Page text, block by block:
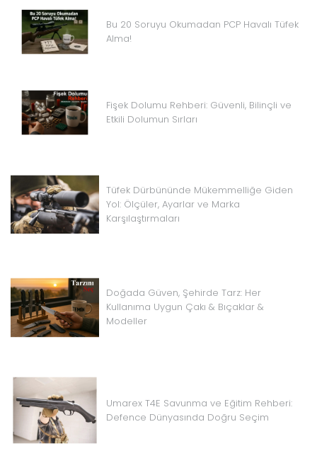
Bu 20 Soruyu Okumadan PCP Havalı Tüfek
Alma!
Fişek Dolumu Rehberi: Güvenli, Bilinçli ve
Etkili Dolumun Sırları
Tüfek Dürbününde Mükemmelliğe Giden
Yol: Ölçüler, Ayarlar ve Marka
Karşılaştırmaları
Doğada Güven, Şehirde Tarz: Her
Kullanıma Uygun Çakı & Bıçaklar &
Modeller
Umarex T4E Savunma ve Eğitim Rehberi:
Defence Dünyasında Doğru Seçim